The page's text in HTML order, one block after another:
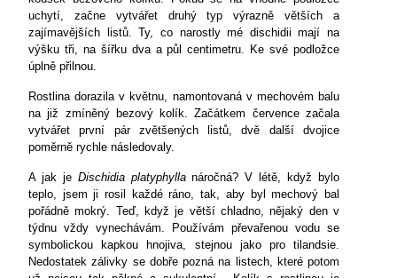
uchytí, začne vytvářet druhý typ výrazně větších a
zajímavějších listů. Ty, co narostly mé dischidii mají na
výšku tři, na šířku dva a půl centimetru. Ke své podložce
úplně přilnou.
Rostlina dorazila v květnu, namontovaná v mechovém balu
na již zmíněný bezový kolík. Začátkem července začala
vytvářet první pár zvětšených listů, dvě další dvojice
poměrně rychle následovaly.
A jak je Dischidia platyphyllanáročná? V létě, když bylo
teplo, jsem ji rosil každé ráno, tak, aby byl mechový bal
pořádně mokrý. Teď, když je větší chladno, nějaký den v
týdnu vždy vynechávám. Používám převařenou vodu se
symbolickou kapkou hnojiva, stejnou jako pro tilandsie.
Nedostatek zálivky se dobře pozná na listech, které potom